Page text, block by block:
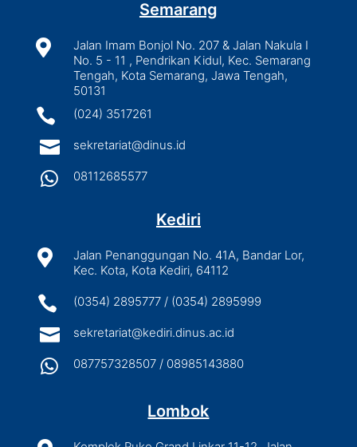
Semarang

Jalan Imam Bonjol No. 207 & Jalan Nakula I
No. 5 - 11 , Pendrikan Kidul, Kec. Semarang
Tengah, Kota Semarang, Jawa Tengah,
50131
 (024) 3517261
 sekretariat@dinus.id
 08112685577
Kediri

Jalan Penanggungan No. 41A, Bandar Lor,
Kec. Kota, Kota Kediri, 64112
 (0354) 2895777 / (0354) 2895999
 sekretariat@kediri.dinus.ac.id
 087757328507 / 08985143880
Lombok